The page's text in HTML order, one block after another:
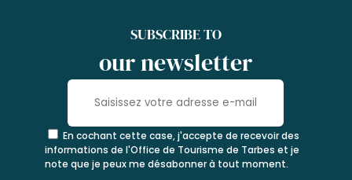
SUBSCRIBE TO
our newsletter
En cochant cette case, j'accepte de recevoir des
informations de l'Office de Tourisme de Tarbes et je
note que je peux me désabonner à tout moment.